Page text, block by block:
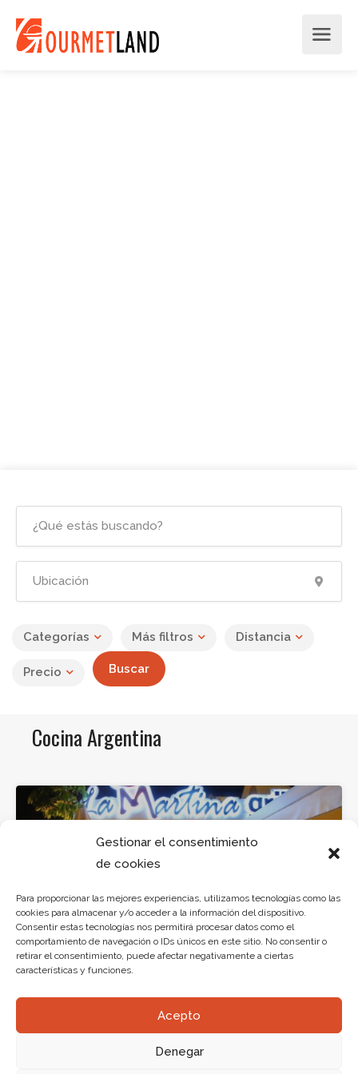
Gestionar el consentimiento
de cookies
Para proporcionar las mejores experiencias, utilizamos tecnologías como las
cookies para almacenar y/o acceder a la información del dispositivo.
Consentir estas tecnologías nos permitirá procesar datos como el
comportamiento de navegación o IDs únicos en este sitio. No consentir o
retirar el consentimiento, puede afectar negativamente a ciertas
características y funciones.
Acepto
Denegar
Categorías Más filtros Distancia
Precio Buscar
Cocina Argentina
Traditional
La Martina
C.C. Las Américas Plaza Local R1 Avda.
Las Américas Nº7 – Arona